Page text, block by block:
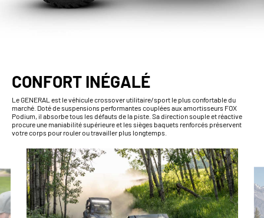
CONFORT INÉGALÉ
Le GENERAL est le véhicule crossover utilitaire/sport le plus confortable du
marché. Doté de suspensions performantes couplées aux amortisseurs FOX
Podium, il absorbe tous les défauts de la piste. Sa direction souple et réactive
procure une maniabilité supérieure et les sièges baquets renforcés préservent
votre corps pour rouler ou travailler plus longtemps.